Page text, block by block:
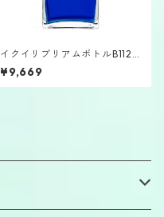
イクイリブリアムボトルB112
「大天使イスラフェル」
¥9,669